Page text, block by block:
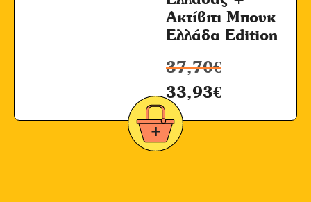
Ακτίβιτι Μπουκ
Ελλάδα Edition
37,70€
33,93€